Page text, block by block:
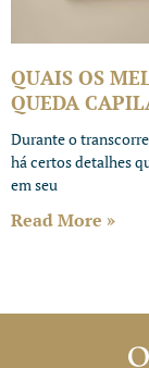
QUAIS OS
QUEDA
Durante o
há certos detalhes
em seu
Read More »